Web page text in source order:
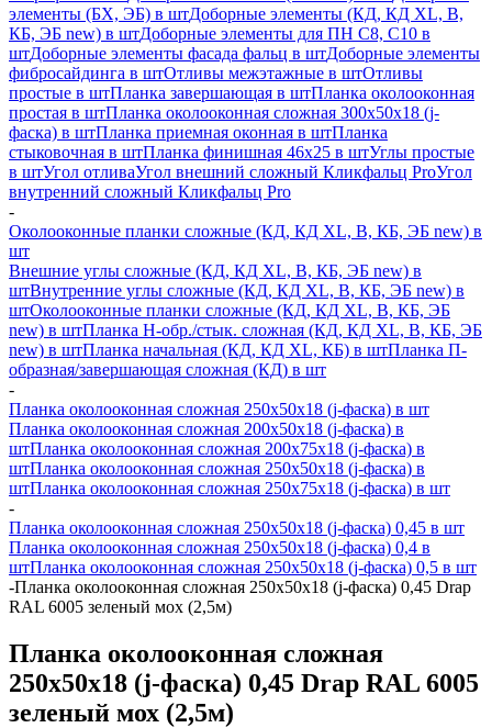
элементы (БХ, ЭБ) в штДоборные элементы (КД, КД XL, В,
КБ, ЭБ new) в штДоборные элементы для ПН С8, С10 в
штДоборные элементы фасада фальц в штДоборные элементы
фибросайдинга в штОтливы межэтажные в штОтливы
простые в штПланка завершающая в штПланка околооконная
простая в штПланка околооконная сложная 300х50х18 (j-
фаска) в штПланка приемная оконная в штПланка
стыковочная в штПланка финишная 46х25 в штУглы простые
в штУгол отливаУгол внешний сложный Кликфальц ProУгол
внутренний сложный Кликфальц Pro
-
Околооконные планки сложные (КД, КД XL, В, КБ, ЭБ new) в
шт
Внешние углы сложные (КД, КД XL, В, КБ, ЭБ new) в
штВнутренние углы сложные (КД, КД XL, В, КБ, ЭБ new) в
штОколооконные планки сложные (КД, КД XL, В, КБ, ЭБ
new) в штПланка H-обр./стык. сложная (КД, КД XL, В, КБ, ЭБ
new) в штПланка начальная (КД, КД XL, КБ) в штПланка П-
образная/завершающая сложная (КД) в шт
-
Планка околооконная сложная 250х50х18 (j-фаска) в шт
Планка околооконная сложная 200х50х18 (j-фаска) в
штПланка околооконная сложная 200х75х18 (j-фаска) в
штПланка околооконная сложная 250х50х18 (j-фаска) в
штПланка околооконная сложная 250х75х18 (j-фаска) в шт
-
Планка околооконная сложная 250х50х18 (j-фаска) 0,45 в шт
Планка околооконная сложная 250х50х18 (j-фаска) 0,4 в
штПланка околооконная сложная 250х50х18 (j-фаска) 0,5 в шт
-Планка околооконная сложная 250х50х18 (j-фаска) 0,45 Drap
RAL 6005 зеленый мох (2,5м)
Планка околооконная сложная
250х50х18 (j-фаска) 0,45 Drap RAL 6005
зеленый мох (2,5м)